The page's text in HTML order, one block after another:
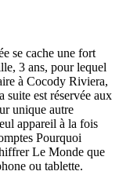
se cache une fort
3 ans, pour lequel
à Cocody Riviera,
est réservée aux
unique autre
appareil à la fois
Pourquoi
Le Monde que
ou tablette.